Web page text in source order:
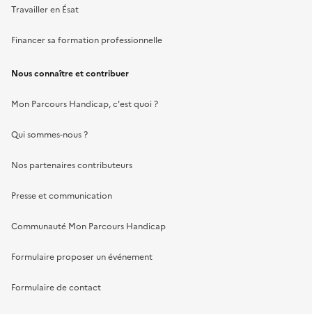
Travailler en Ésat
Financer sa formation professionnelle
Nous connaître et contribuer
Mon Parcours Handicap, c'est quoi ?
Qui sommes-nous ?
Nos partenaires contributeurs
Presse et communication
Communauté Mon Parcours Handicap
Formulaire proposer un événement
Formulaire de contact